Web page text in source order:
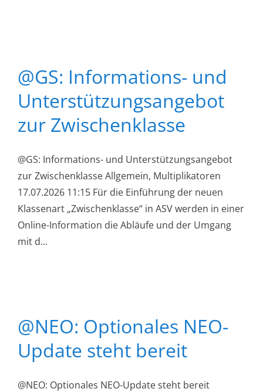
@GS: Informations- und
Unterstützungsangebot
zur Zwischenklasse
@GS: Informations- und Unterstützungsangebot
zur Zwischenklasse Allgemein, Multiplikatoren
17.07.2026 11:15 Für die Einführung der neuen
Klassenart „Zwischenklasse“ in ASV werden in einer
Online-Information die Abläufe und der Umgang
mit d...
@NEO: Optionales NEO-
Update steht bereit
@NEO: Optionales NEO-Update steht bereit